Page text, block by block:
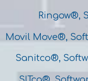
Ringow®,
Movil Move®,
Sanitco®,